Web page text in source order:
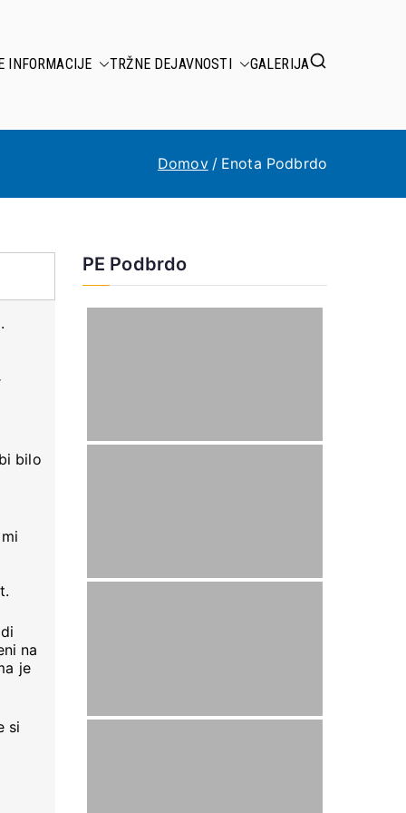
INFORMACIJE TRŽNE DEJAVNOSTI GALERIJA
Domov Enota Podbrdo
bilo
na
je
si
PE Podbrdo